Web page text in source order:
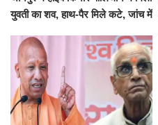
युवती का शव, हाथ-पैर मिले कटे, जांच में